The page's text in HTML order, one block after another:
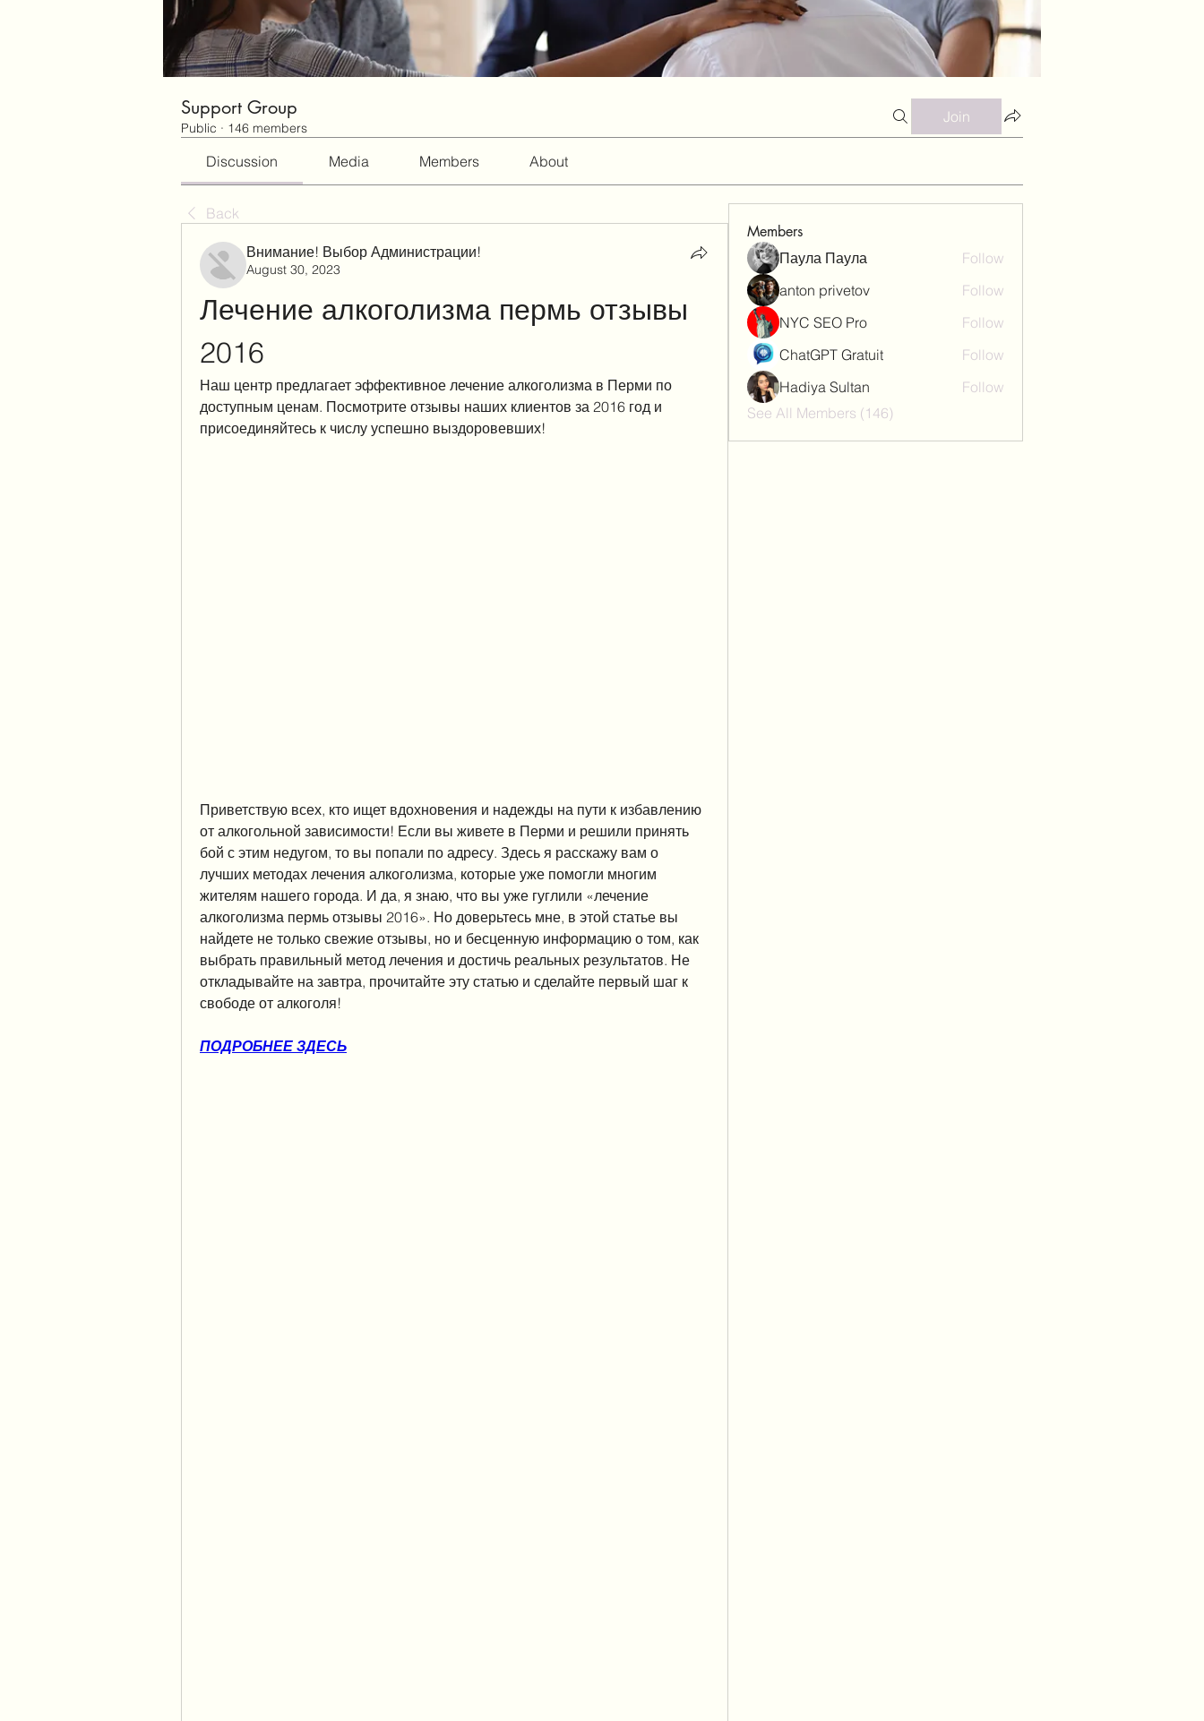
Support Group
Public · 146 members
Join
Discussion Media Members About
Back
Внимание! Выбор Администрации!
August 30, 2023
Лечение алкоголизма пермь отзывы
2016
Наш центр предлагает эффективное лечение алкоголизма в Перми по
доступным ценам. Посмотрите отзывы наших клиентов за 2016 год и
присоединяйтесь к числу успешно выздоровевших!
Приветствую всех, кто ищет вдохновения и надежды на пути к избавлению
от алкогольной зависимости! Если вы живете в Перми и решили принять
бой с этим недугом, то вы попали по адресу. Здесь я расскажу вам о
лучших методах лечения алкоголизма, которые уже помогли многим
жителям нашего города. И да, я знаю, что вы уже гуглили «лечение
алкоголизма пермь отзывы 2016». Но доверьтесь мне, в этой статье вы
найдете не только свежие отзывы, но и бесценную информацию о том, как
выбрать правильный метод лечения и достичь реальных результатов. Не
откладывайте на завтра, прочитайте эту статью и сделайте первый шаг к
свободе от алкоголя!
ПОДРОБНЕЕ ЗДЕСЬ
Members
Паула Паула
Follow
anton privetov
Follow
NYC SEO Pro
Follow
ChatGPT Gratuit
Follow
Hadiya Sultan
Follow
See All Members (146)